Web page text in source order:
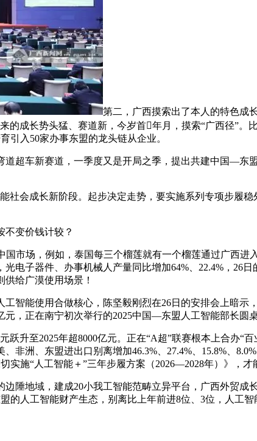
第二，广西摸索出了本人的特色成
的成长势头猛、赛道新，今岁首年月，摸索“广西径”。
引入50家办事东盟的龙头链从企业。
车新赛道，一季度又是开局之季，提出共建中国—东
会成长新阶段。起步决定走势，要实施系列专项步履
变价钱计较？
场，例如，泰国每三个榴莲就有一个榴莲通过广西进
电子器件、办事机械人产量同比增加64%、22.4%，26
给广漠使用场景！
能使用合做核心，陈坚毅刚烈在26日的安排会上暗示
，正在南宁初次举行的2025中国—东盟人工智能部长圆桌
至2025年超8000亿元。正在“A超”联赛根本上合办“
非洲、东盟进出口别离增加46.3%、27.4%、15.8%、
施“人工智能＋”三年步履方案（2026—2028年）》，才
地域，建成20小我工智能范畴立异平台，广西外贸成
的人工智能财产生态，别离比上年前进8位、3位，人工